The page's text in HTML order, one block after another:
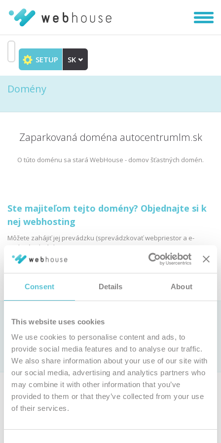
Consent Details About
This website uses cookies
We use cookies to personalise content and ads, to
provide social media features and to analyse our traffic.
We also share information about your use of our site with
our social media, advertising and analytics partners who
may combine it with other information that you’ve
provided to them or that they’ve collected from your use
of their services.
obsah
|
Skryť
SETUP SK
Domény
Zaparkovaná doména autocentrumlm.sk
O túto doménu sa stará WebHouse - domov šťastných domén.
Ste majiteľom tejto domény? Objednajte si k
nej webhosting
Môžete zahájiť jej prevádzku (sprevádzkovať webpriestor a e-
mailové schránky):
Objednať webhosting
Ako si vybrať webhostingovú službu?
Pozrite siporovnanie parametrov webhostingových služieb »
Len u nás webhosting už od 0,9 € bez DPH mesačne (cenník)
s jedinečnougaranciou 100 % dostupnosti
Ak nie ste majiteľom tejto domény, môžete si objednať vlastnú
doménu a webhosting.
Objednať inú doménu